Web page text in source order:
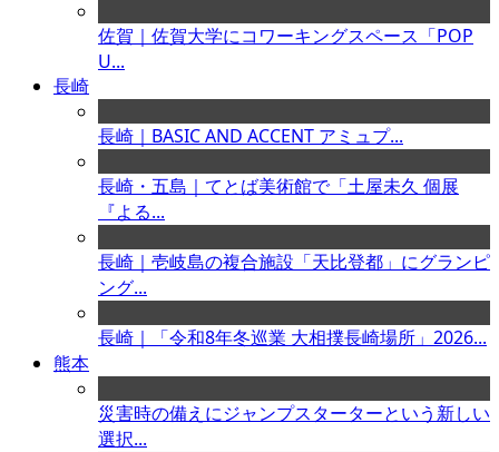
佐賀｜佐賀大学にコワーキングスペース「POP
U...
長崎
長崎｜BASIC AND ACCENT アミュプ...
長崎・五島｜てとば美術館で「土屋未久 個展
『よる...
長崎｜壱岐島の複合施設「天比登都」にグランピ
ング...
長崎｜「令和8年冬巡業 大相撲長崎場所」2026...
熊本
災害時の備えにジャンプスターターという新しい
選択...